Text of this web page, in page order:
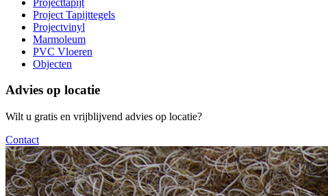
Project Tapijttegels
Projectvinyl
Marmoleum
PVC Vloeren
Objecten
Advies op locatie
Wilt u gratis en vrijblijvend advies op locatie?
Contact